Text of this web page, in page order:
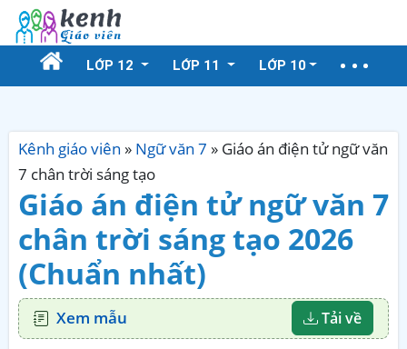
LỚP 12 LỚP 11 LỚP 10
Kênh giáo viên » Ngữ văn 7 » Giáo án điện tử ngữ văn
7 chân trời sáng tạo
Giáo án điện tử ngữ văn 7
chân trời sáng tạo 2026
(Chuẩn nhất)
Xem mẫu Tải về